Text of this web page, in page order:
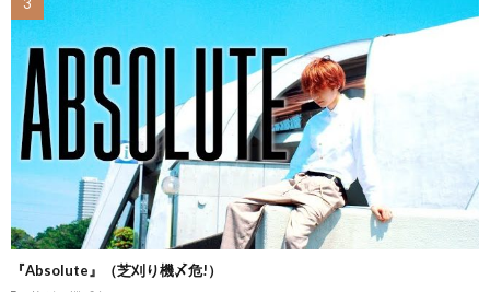
『Absolute』（芝刈り機〆危!）